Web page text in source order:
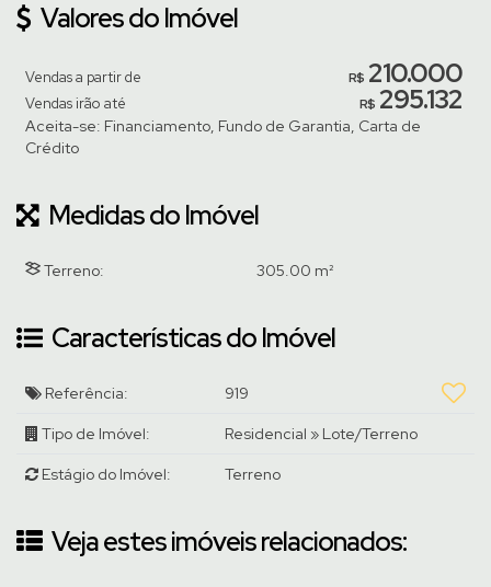
Valores do Imóvel
R$ 210.000
Vendas a partir de
R$ 295.132
Vendas irão até
Aceita-se: Financiamento, Fundo de Garantia, Carta de
Crédito
Medidas do Imóvel
Terreno: 305.00 m²
Características do Imóvel
Referência: 919
Tipo de Imóvel: Residencial » Lote/Terreno
Estágio do Imóvel: Terreno
Veja estes imóveis relacionados: